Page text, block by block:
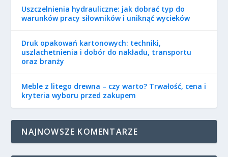
Uszczelnienia hydrauliczne: jak dobrać typ do
warunków pracy siłowników i uniknąć wycieków
Druk opakowań kartonowych: techniki,
uszlachetnienia i dobór do nakładu, transportu
oraz branży
Meble z litego drewna – czy warto? Trwałość, cena i
kryteria wyboru przed zakupem
NAJNOWSZE KOMENTARZE